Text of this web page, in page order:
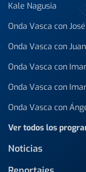
Kale Nagusia
Onda Vasca con
Onda Vasca con
Onda Vasca con
Onda Vasca con
Onda Vasca con
Ver todos los
Noticias